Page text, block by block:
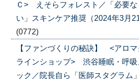
Ｃ> えそらフォレスト／「必要な
い」スキンケア推奨（2024年3月
(0772)
【ファンづくりの秘訣】 <アロ
ラインショップ> 渋谷睡眠・呼吸
ック／院長自ら「医師スタグラム